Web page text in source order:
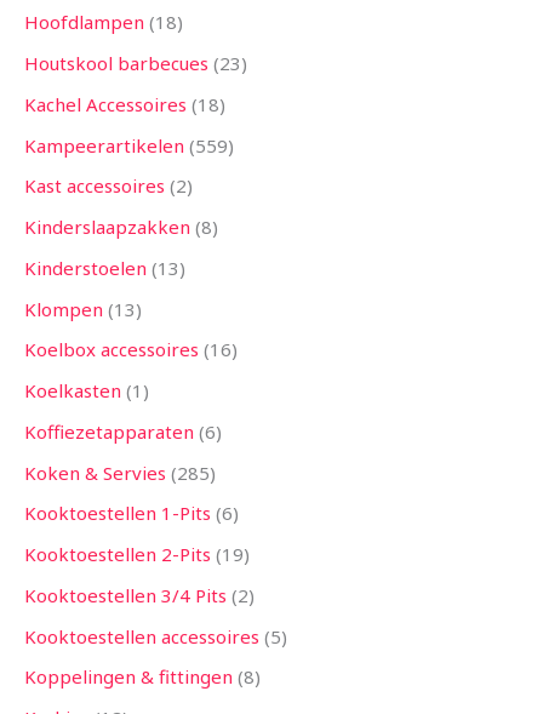
Hoofdlampen 18
Houtskool barbecues 23
Kachel Accessoires 18
Kampeerartikelen 559
Kast accessoires 2
Kinderslaapzakken 8
Kinderstoelen 13
Klompen 13
Koelbox accessoires 16
Koelkasten 1
Koffiezetapparaten 6
Koken & Servies 285
Kooktoestellen 1-Pits 6
Kooktoestellen 2-Pits 19
Kooktoestellen 3/4 Pits 2
Kooktoestellen accessoires 5
Koppelingen & fittingen 8